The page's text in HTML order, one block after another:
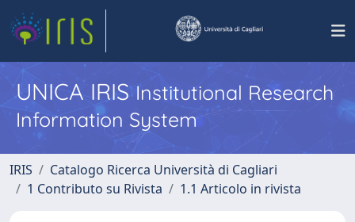
UNICA IRISInstitutional Research
Information System
IRIS
Catalogo Ricerca Università di Cagliari
1 Contributo su Rivista
1.1 Articolo in rivista